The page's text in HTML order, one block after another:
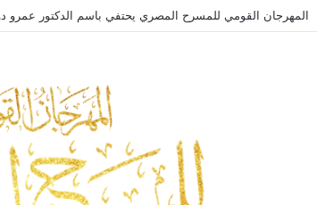
المهرجان القومي للمسرح المصري يحتفي باسم الدكتور